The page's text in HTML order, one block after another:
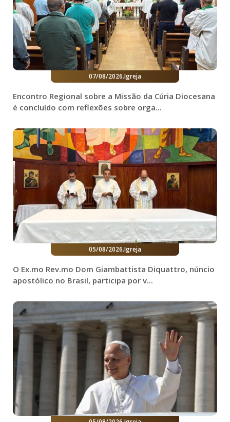
07/08/2026.Igreja
Encontro Regional sobre a Missão da Cúria Diocesana
é concluído com reflexões sobre orga...
05/08/2026.Igreja
O Ex.mo Rev.mo Dom Giambattista Diquattro, núncio
apostólico no Brasil, participa por v...